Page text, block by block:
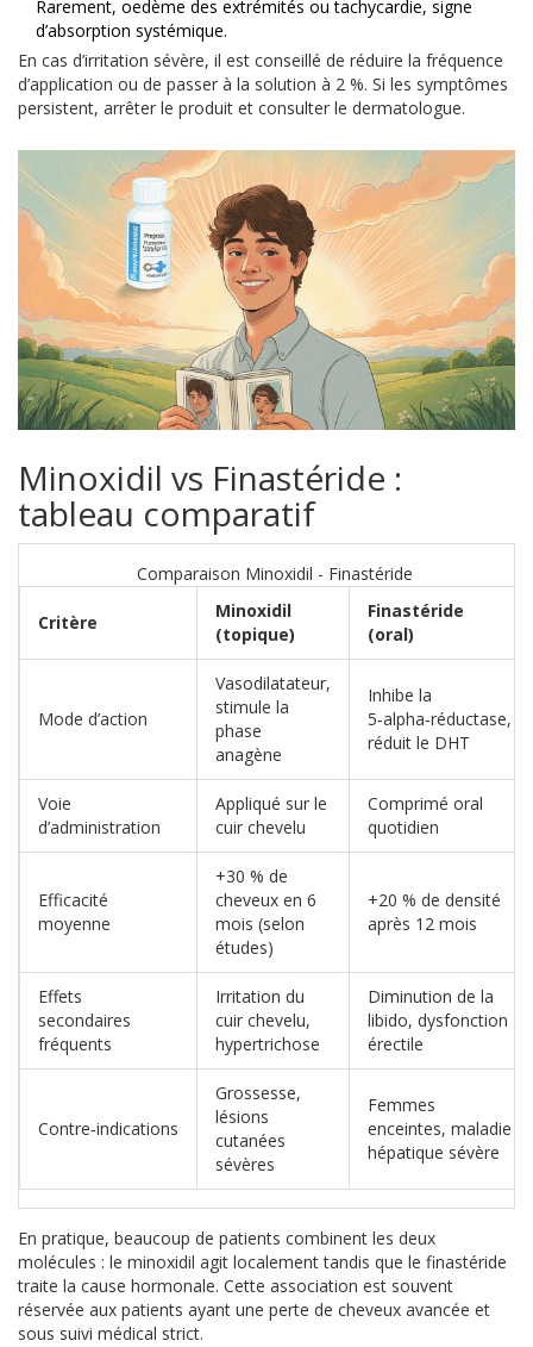
Rarement, oedème des extrémités ou tachycardie, signe
d’absorption systémique.
En cas d’irritation sévère, il est conseillé de réduire la fréquence
d’application ou de passer à la solution à 2 %. Si les symptômes
persistent, arrêter le produit et consulter le dermatologue.
Minoxidil vs Finastéride :
tableau comparatif
Comparaison Minoxidil - Finastéride
Critère
Minoxidil
(topique)
Finastéride
(oral)
Mode d’action
Vasodilatateur,
stimule la
phase
anagène
Inhibe la
5‑alpha‑réductase,
réduit le DHT
Voie
d’administration
Appliqué sur le
cuir chevelu
Comprimé oral
quotidien
Efficacité
moyenne
+30 % de
cheveux en 6
mois (selon
études)
+20 % de densité
après 12 mois
Effets
secondaires
fréquents
Irritation du
cuir chevelu,
hypertrichose
Diminution de la
libido, dysfonction
érectile
Contre‑indications
Grossesse,
lésions
cutanées
sévères
Femmes
enceintes, maladie
hépatique sévère
En pratique, beaucoup de patients combinent les deux
molécules : le minoxidil agit localement tandis que le finastéride
traite la cause hormonale. Cette association est souvent
réservée aux patients ayant une perte de cheveux avancée et
sous suivi médical strict.